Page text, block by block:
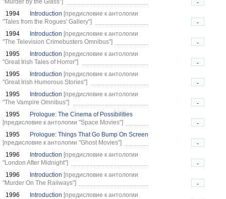
"Murder by the Glass"]
-
1994
Introduction [предисловие к антологии
"Tales from the Rogues' Gallery"]
-
1994
Introduction [предисловие к антологии
"The Television Crimebusters Omnibus"]
-
1995
Introduction [предисловие к антологии
"Great Irish Tales of Horror"]
-
1995
Introduction [предисловие к антологии
"Great Irish Humorous Stories"]
-
1995
Introduction [предисловие к антологии
"The Vampire Omnibus"]
-
1995
Prologue: The Cinema of Possibilities
[предисловие к антологии "Space Movies"]
-
1995
Prologue: Things That Go Bump On Screen
[предисловие к антологии "Ghost Movies"]
-
1996
Introduction [предисловие к антологии
"London After Midnight"]
-
1996
Introduction [предисловие к антологии
"Murder On The Railways"]
-
1996
Introduction [предисловие к антологии